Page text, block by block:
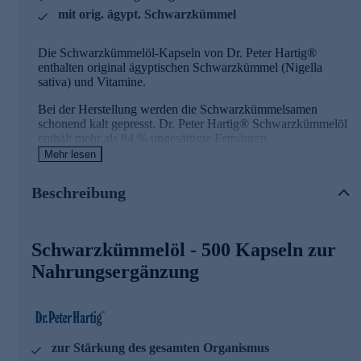
mit orig. ägypt. Schwarzkümmel
Die Schwarzkümmelöl-Kapseln von Dr. Peter Hartig®
enthalten original ägyptischen Schwarzkümmel (Nigella
sativa) und Vitamine.
Bei der Herstellung werden die Schwarzkümmelsamen
schonend kalt gepresst. Dr. Peter Hartig® Schwarzkümmelöl
enthält mehr als 84 % ungesättigte Fettsäuren.
Die Kapselhülle ist aus Gelatine vom Rind.
Dr. Peter Hartig® Schwarzkümmelöl Kapseln sind
„Spirulina“, „Spirulina Zink“,„Atemkraft Forte“, „Krill Öl"
und „Omega 3 Lachsöl“.
Schwarzkümmelöl Kapseln mit wertvollen
Inhaltsstoffen
Mehr lesen
Beschreibung
Schwarzkümmelöl - 500 Kapseln zur
Nahrungsergänzung
zur Stärkung des gesamten Organismus